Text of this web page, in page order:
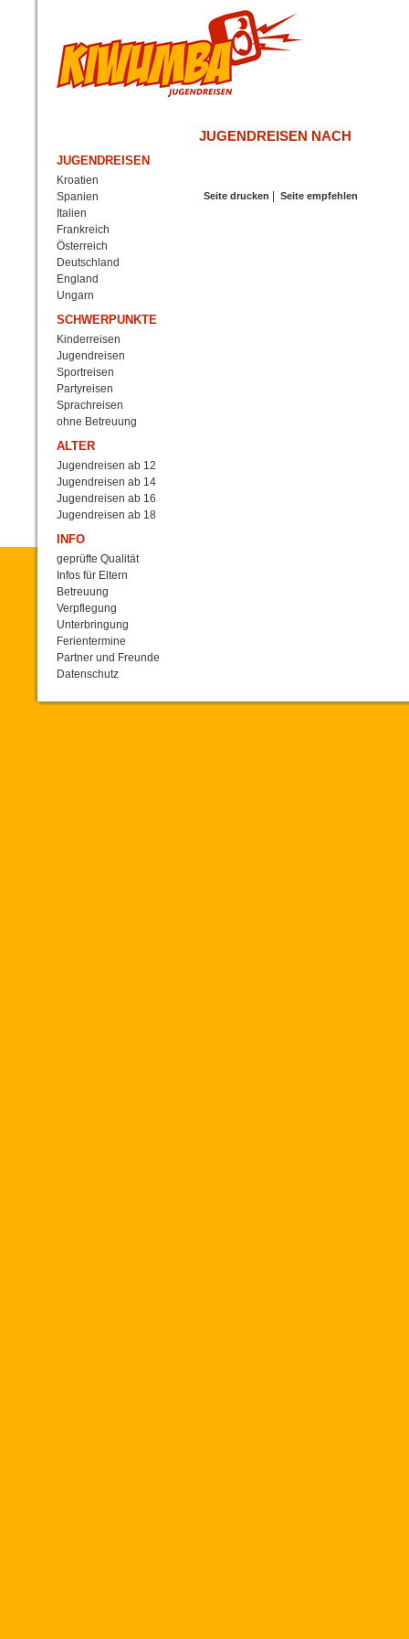
JUGENDREISEN
Kroatien
Spanien
Italien
Frankreich
Österreich
Deutschland
England
Ungarn
SCHWERPUNKTE
Kinderreisen
Jugendreisen
Sportreisen
Partyreisen
Sprachreisen
ohne Betreuung
ALTER
Jugendreisen ab 12
Jugendreisen ab 14
Jugendreisen ab 16
Jugendreisen ab 18
INFO
geprüfte Qualität
Infos für Eltern
Betreuung
Verpflegung
Unterbringung
Ferientermine
Partner und Freunde
Datenschutz
JUGENDREISEN NACH
Seite drucken Seite empfehlen